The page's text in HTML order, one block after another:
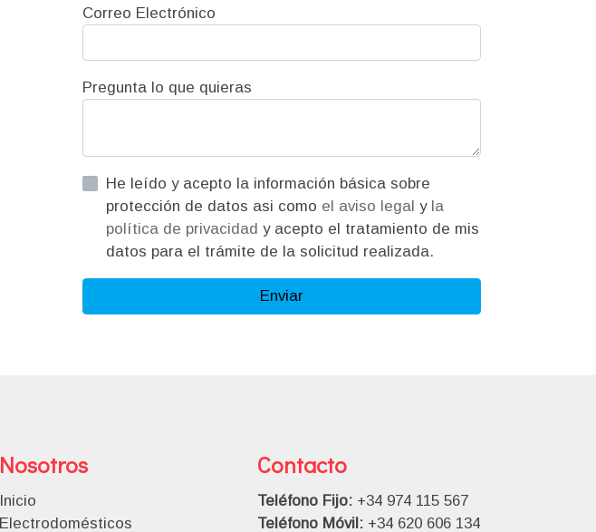
Correo Electrónico
Pregunta lo que quieras
He leído y acepto la información básica sobre
protección de datos asi como el aviso legal y la
política de privacidad y acepto el tratamiento de mis
datos para el trámite de la solicitud realizada.
Enviar
Nosotros
Inicio
Electrodomésticos
Contacto
Teléfono Fijo: +34 974 115 567
Teléfono Móvil:+34 620 606 134